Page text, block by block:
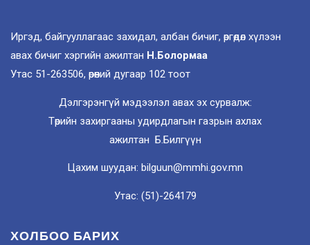
Иргэд, байгууллагаас захидал, албан бичиг, өргөдөл хүлээн
авах бичиг хэргийн ажилтан Н.Болормаа
Утас 51-263506, өрөөний дугаар 102 тоот
Дэлгэрэнгүй мэдээлэл авах эх сурвалж:
Төрийн захиргааны удирдлагын газрын ахлах
ажилтан Б.Билгүүн
Цахим шуудан: bilguun@mmhi.gov.mn
Утас: (51)-264179
ХОЛБОО БАРИХ